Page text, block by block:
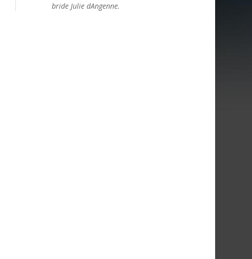
bride Julie dAngenne.